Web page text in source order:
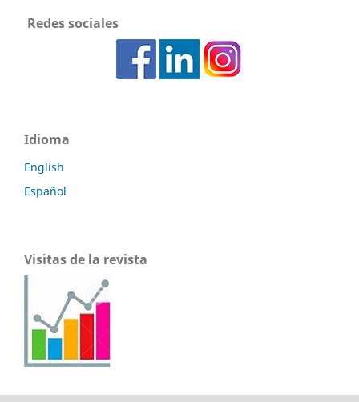
Redes sociales
Idioma
English
Español
Visitas de la revista